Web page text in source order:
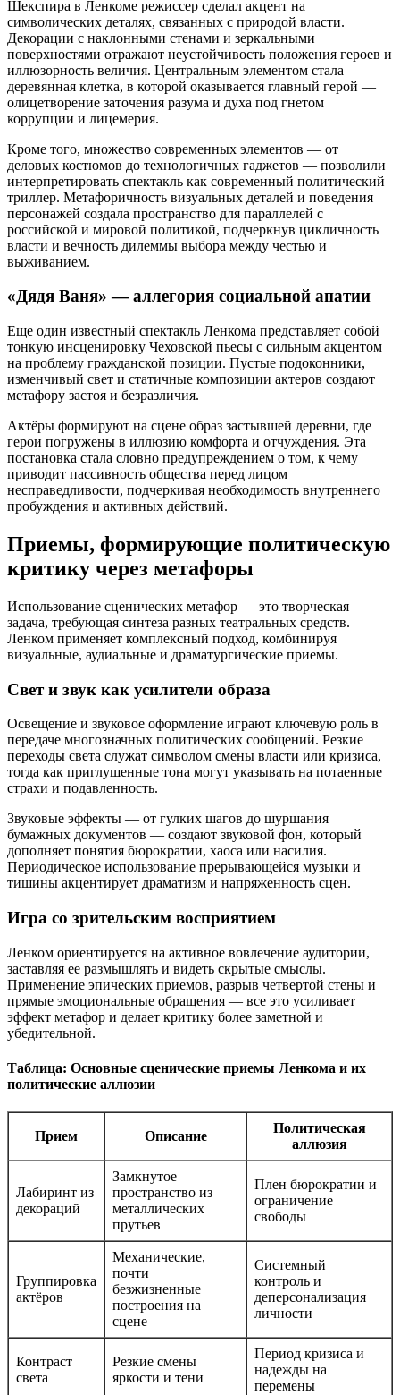
Шекспира в Ленкоме режиссер сделал акцент на
символических деталях, связанных с природой власти.
Декорации с наклонными стенами и зеркальными
поверхностями отражают неустойчивость положения героев и
иллюзорность величия. Центральным элементом стала
деревянная клетка, в которой оказывается главный герой —
олицетворение заточения разума и духа под гнетом
коррупции и лицемерия.
Кроме того, множество современных элементов — от
деловых костюмов до технологичных гаджетов — позволили
интерпретировать спектакль как современный политический
триллер. Метафоричность визуальных деталей и поведения
персонажей создала пространство для параллелей с
российской и мировой политикой, подчеркнув цикличность
власти и вечность дилеммы выбора между честью и
выживанием.
«Дядя Ваня» — аллегория социальной апатии
Еще один известный спектакль Ленкома представляет собой
тонкую инсценировку Чеховской пьесы с сильным акцентом
на проблему гражданской позиции. Пустые подоконники,
изменчивый свет и статичные композиции актеров создают
метафору застоя и безразличия.
Актёры формируют на сцене образ застывшей деревни, где
герои погружены в иллюзию комфорта и отчуждения. Эта
постановка стала словно предупреждением о том, к чему
приводит пассивность общества перед лицом
несправедливости, подчеркивая необходимость внутреннего
пробуждения и активных действий.
Приемы, формирующие политическую
критику через метафоры
Использование сценических метафор — это творческая
задача, требующая синтеза разных театральных средств.
Ленком применяет комплексный подход, комбинируя
визуальные, аудиальные и драматургические приемы.
Свет и звук как усилители образа
Освещение и звуковое оформление играют ключевую роль в
передаче многозначных политических сообщений. Резкие
переходы света служат символом смены власти или кризиса,
тогда как приглушенные тона могут указывать на потаенные
страхи и подавленность.
Звуковые эффекты — от гулких шагов до шуршания
бумажных документов — создают звуковой фон, который
дополняет понятия бюрократии, хаоса или насилия.
Периодическое использование прерывающейся музыки и
тишины акцентирует драматизм и напряженность сцен.
Игра со зрительским восприятием
Ленком ориентируется на активное вовлечение аудитории,
заставляя ее размышлять и видеть скрытые смыслы.
Применение эпических приемов, разрыв четвертой стены и
прямые эмоциональные обращения — все это усиливает
эффект метафор и делает критику более заметной и
убедительной.
Таблица: Основные сценические приемы Ленкома и их
политические аллюзии
Прием Описание
Политическая
аллюзия
Лабиринт из
декораций
Замкнутое
пространство из
металлических
прутьев
Плен бюрократии и
ограничение
свободы
Группировка
актёров
Механические,
почти
безжизненные
построения на
сцене
Системный
контроль и
деперсонализация
личности
Контраст
света
Резкие смены
яркости и тени
Период кризиса и
надежды на
перемены